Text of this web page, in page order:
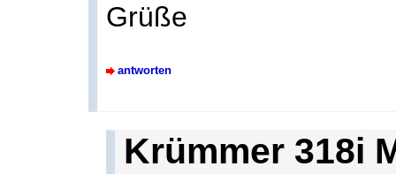
Grüße
antworten
Krümmer 318i